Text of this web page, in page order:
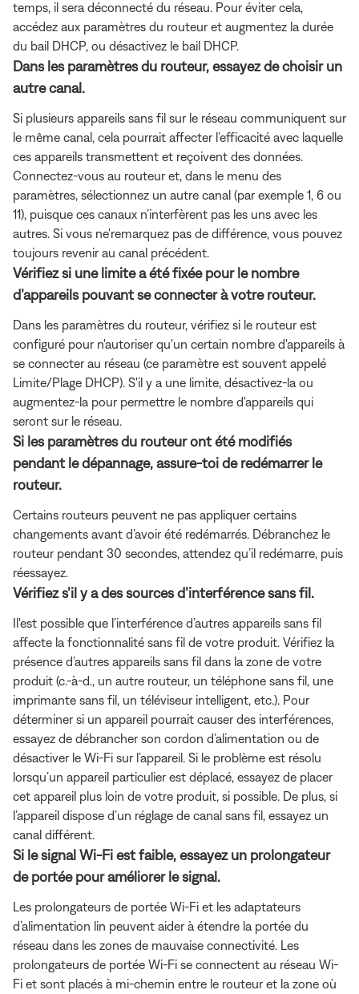
temps, il sera déconnecté du réseau. Pour éviter cela,
accédez aux paramètres du routeur et augmentez la durée
du bail DHCP, ou désactivez le bail DHCP.
Dans les paramètres du routeur, essayez de choisir un
autre canal.
Si plusieurs appareils sans fil sur le réseau communiquent sur
le même canal, cela pourrait affecter l’efficacité avec laquelle
ces appareils transmettent et reçoivent des données.
Connectez-vous au routeur et, dans le menu des
paramètres, sélectionnez un autre canal (par exemple 1, 6 ou
11), puisque ces canaux n’interfèrent pas les uns avec les
autres. Si vous ne'remarquez pas de différence, vous pouvez
toujours revenir au canal précédent.
Vérifiez si une limite a été fixée pour le nombre
d’appareils pouvant se connecter à votre routeur.
Dans les paramètres du routeur, vérifiez si le routeur est
configuré pour n'autoriser qu'un certain nombre d'appareils à
se connecter au réseau (ce paramètre est souvent appelé
Limite/Plage DHCP). S'il y a une limite, désactivez-la ou
augmentez-la pour permettre le nombre d'appareils qui
seront sur le réseau.
Si les paramètres du routeur ont été modifiés
pendant le dépannage, assure-toi de redémarrer le
routeur.
Certains routeurs peuvent ne pas appliquer certains
changements avant d’avoir été redémarrés. Débranchez le
routeur pendant 30 secondes, attendez qu’il redémarre, puis
réessayez.
Vérifiez s’il y a des sources d’interférence sans fil.
Il'est possible que l’interférence d’autres appareils sans fil
affecte la fonctionnalité sans fil de votre produit. Vérifiez la
présence d’autres appareils sans fil dans la zone de votre
produit (c.-à-d., un autre routeur, un téléphone sans fil, une
imprimante sans fil, un téléviseur intelligent, etc.). Pour
déterminer si un appareil pourrait causer des interférences,
essayez de débrancher son cordon d’alimentation ou de
désactiver le Wi-Fi sur l’appareil. Si le problème est résolu
lorsqu’un appareil particulier est déplacé, essayez de placer
cet appareil plus loin de votre produit, si possible. De plus, si
l’appareil dispose d’un réglage de canal sans fil, essayez un
canal différent.
Si le signal Wi-Fi est faible, essayez un prolongateur
de portée pour améliorer le signal.
Les prolongateurs de portée Wi-Fi et les adaptateurs
d’alimentation lin peuvent aider à étendre la portée du
réseau dans les zones de mauvaise connectivité. Les
prolongateurs de portée Wi-Fi se connectent au réseau Wi-
Fi et sont placés à mi-chemin entre le routeur et la zone où